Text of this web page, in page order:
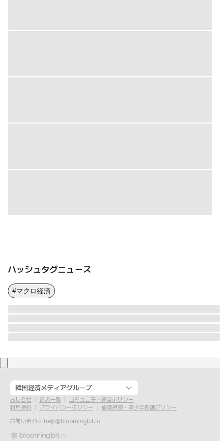
ハッシュタグニュース
#マクロ経済
韓国経済メディアグループ
おしらせ 記者一覧
コミュニティ運営ポリシー
利用規約
プライバシーポリシー
倫理規範・青少年保護ポリシー
お問い合わせ help@bloomingbit.io